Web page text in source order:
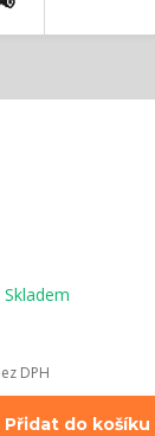
Skladem
DPH
Přidat do košíku